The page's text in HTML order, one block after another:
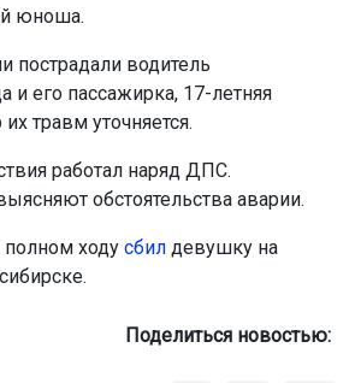
юноша.
пострадали водитель
и его пассажирка, 17-летняя
травм уточняется.
работал наряд ДПС.
обстоятельства аварии.
полном ходу сбил девушку на
Поделиться новостью: